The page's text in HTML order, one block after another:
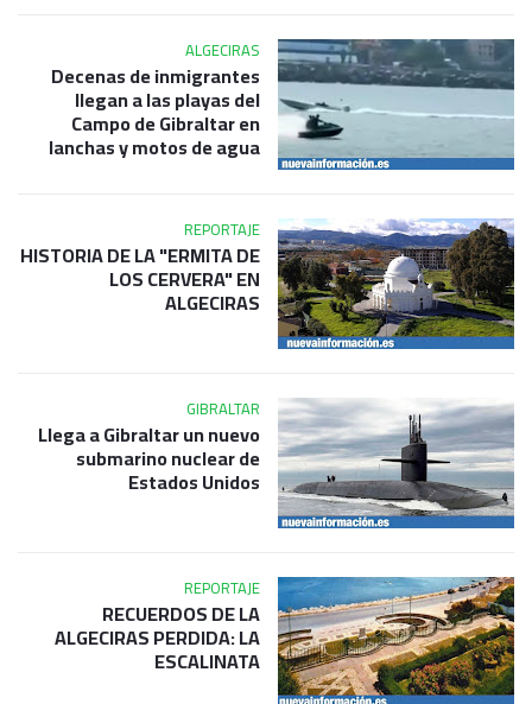
ALGECIRAS
Decenas de inmigrantes
llegan a las playas del
Campo de Gibraltar en
lanchas y motos de agua
REPORTAJE
HISTORIA DE LA "ERMITA DE
LOS CERVERA" EN
ALGECIRAS
GIBRALTAR
Llega a Gibraltar un nuevo
submarino nuclear de
Estados Unidos
REPORTAJE
RECUERDOS DE LA
ALGECIRAS PERDIDA: LA
ESCALINATA